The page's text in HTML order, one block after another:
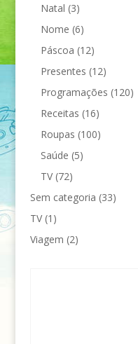
Natal (3)
Nome (6)
Páscoa (12)
Presentes (12)
Programações (120)
Receitas (16)
Roupas (100)
Saúde (5)
TV(72)
Sem categoria (33)
TV(1)
Viagem (2)